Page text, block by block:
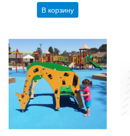
В корзину